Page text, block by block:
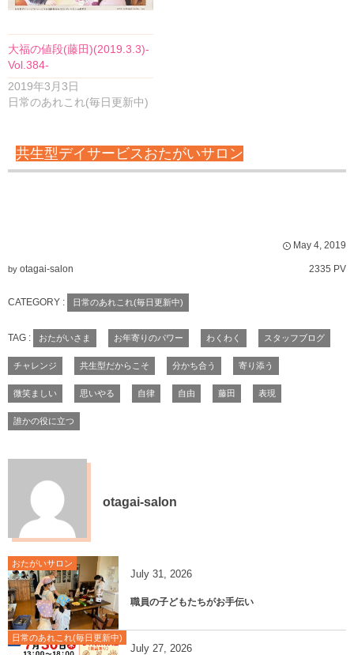
大福の値段(藤田)(2019.3.3)-
Vol.384-
2019年3月3日
日常のあれこれ(毎日更新中)
共生型デイサービスおたがいサロン
May 4, 2019
by otagai-salon 2335 PV
CATEGORY : 日常のあれこれ(毎日更新中)
TAG : おたがいさま お年寄りのパワー わくわく スタッフブログ
チャレンジ 共生型だからこそ 分かち合う 寄り添う
微笑ましい 思いやる 自律 自由 藤田 表現
誰かの役に立つ
otagai-salon
おたがいサロン
July 31, 2026
職員の子どもたちがお手伝い
日常のあれこれ(毎日更新中)
July 27, 2026